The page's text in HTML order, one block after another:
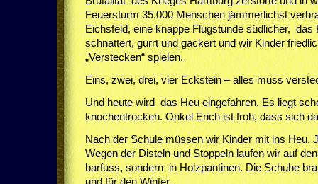
Feuersturm 35.000 Menschen jämmerlichst
Eichsfeld, eine knappe Flugstunde südlicher, das
schnattert, gurrt und gackert und wir Kinder
„Verstecken“ spielen.
Eins, zwei, drei, vier Eckstein – alles muss
Und heute wird das Heu eingefahren. Es liegt
knochentrocken. Onkel Erich ist froh, dass sich
Nach der Schule müssen wir Kinder mit ins Heu.
Wegen der Disteln und Stoppeln laufen wir auf
barfuss, sondern in Holzpantinen. Die Schuhe
und für den Winter.